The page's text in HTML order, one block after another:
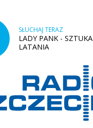
SŁUCHAJ TERAZ
LADY PANK - SZTUKA
LATANIA